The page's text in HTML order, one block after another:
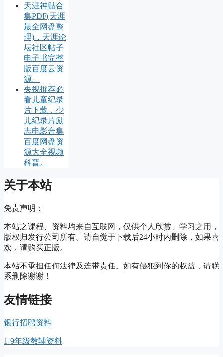
天涯神贴合
集PDF(天涯
最全网盘整
理)，天涯论
坛社区帖子
电子书完整
版百度云资
源。
央视推荐必
看儿童纪录
片下载，少
儿纪录片励
志电影合集
百度网盘资
源大全视频
科普。
关于本站
免责声明：
本站之课程、资料均来自互联网，仅供个人欣赏、学习之用，
版权归发行公司所有。请自觉于下载后24小时内删除，如果喜
欢，请购买正版。
本站不承担任何法律及连带责任。如有侵犯到你的权益，请联
系删除谢谢！
友情链接
银行招聘资料
1-9年级教辅资料